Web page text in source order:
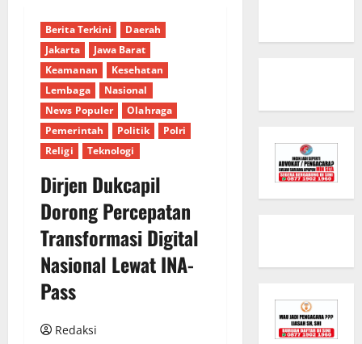
Berita Terkini
Daerah
Jakarta
Jawa Barat
Keamanan
Kesehatan
Lembaga
Nasional
News Populer
Olahraga
Pemerintah
Politik
Polri
Religi
Teknologi
Dirjen Dukcapil
Dorong Percepatan
Transformasi Digital
Nasional Lewat INA-
Pass
Redaksi